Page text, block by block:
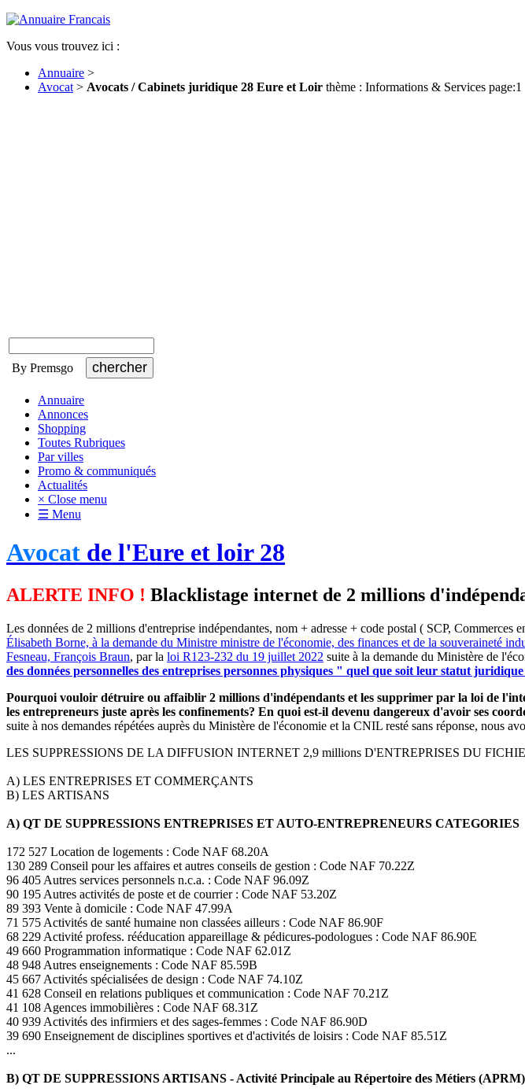
Vous vous trouvez ici :
Annuaire >
Avocat > Avocats / Cabinets juridique 28 Eure et Loir thème : Informations & Services page:1
By Premsgo
Annuaire
Annonces
Shopping
Toutes Rubriques
Par villes
Promo & communiqués
Actualités
× Close menu
☰ Menu
Avocat de l'Eure et loir 28
ALERTE INFO ! Blacklistage internet de 2 millions
Les données de 2 millions d'entreprise indépendantes, nom + adresse + code postal ( SCP,
Élisabeth Borne, à la demande du Ministre ministre de l'économie, des finances et de la souveraineté
Fesneau, François Braun, par la loi R123-232 du 19 juillet 2022 suite à la demande du Ministère de
des données personnelles des entreprises personnes physiques " quel que soit leur statut
Pourquoi vouloir détruire ou affaiblir 2 millions d'indépendants et les supprimer par la loi de
les entrepreneurs juste après les confinements? En quoi est-il devenu dangereux d'avoir ses
suite à nos demandes répétées auprès du Ministère de l'économie et la CNIL resté sans réponse, nous
LES SUPPRESSIONS DE LA DIFFUSION INTERNET 2,9 millions D'ENTREPRISES DU
A) LES ENTREPRISES ET COMMERÇANTS
B) LES ARTISANS
A) QT DE SUPPRESSIONS ENTREPRISES ET AUTO-ENTREPRENEURS CATEGORIES
172 527 Location de logements : Code NAF 68.20A
130 289 Conseil pour les affaires et autres conseils de gestion : Code NAF 70.22Z
96 405 Autres services personnels n.c.a. : Code NAF 96.09Z
90 195 Autres activités de poste et de courrier : Code NAF 53.20Z
89 393 Vente à domicile : Code NAF 47.99A
71 575 Activités de santé humaine non classées ailleurs : Code NAF 86.90F
68 229 Activité profess. rééducation appareillage & pédicures-podologues : Code NAF 86.90E
49 660 Programmation informatique : Code NAF 62.01Z
48 948 Autres enseignements : Code NAF 85.59B
45 667 Activités spécialisées de design : Code NAF 74.10Z
41 628 Conseil en relations publiques et communication : Code NAF 70.21Z
41 108 Agences immobilières : Code NAF 68.31Z
40 939 Activités des infirmiers et des sages-femmes : Code NAF 86.90D
39 690 Enseignement de disciplines sportives et d'activités de loisirs : Code NAF 85.51Z
...
B) QT DE SUPPRESSIONS ARTISANS - Activité Principale au Répertoire des Métiers (APRM)